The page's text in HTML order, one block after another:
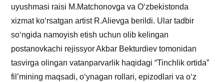
uyushmasi raisi M.Matchonovga va O‘zbekistonda
xizmat ko‘rsatgan artist R.Alievga berildi. Ular tadbir
so‘ngida namoyish etish uchun olib kelingan
postanovkachi rejissyor Akbar Bekturdiev tomonidan
tasvirga olingan vatanparvarlik haqidagi “Tinchlik ortida”
fil’mining maqsadi, o‘ynagan rollari, epizodlari va o‘z